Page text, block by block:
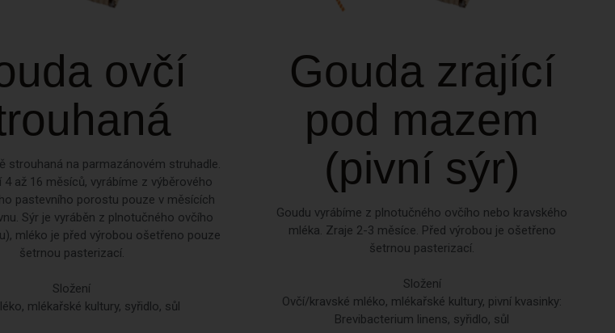
Blog
Přihlásit se
RSS(příspěvky)
ovčí
strouhaná na parmazánovém struhadle.
4 až 16 měsíců, vyrábíme z výběrového
pastevního porostu pouze v měsících
Sýr je vyráběn z plnotučného ovčího
mléko je před výrobou ošetřeno pouze
šetrnou pasterizací.
Složení
mlékařské kultury, syřidlo, sůl
Gouda zrající
pod mazem
(pivní sýr)
Goudu vyrábíme z plnotučného ovčího nebo kravského
mléka. Zraje 2-3 měsíce. Před výrobou je ošetřeno
šetrnou pasterizací.
Složení
Ovčí/kravské mléko, mlékařské kultury, pivní kvasinky:
Brevibacterium linens, syřidlo, sůl